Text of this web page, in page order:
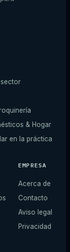
& Hogar
en la práctica
EMPRESA
Acerca de
Contacto
Aviso legal
Privacidad